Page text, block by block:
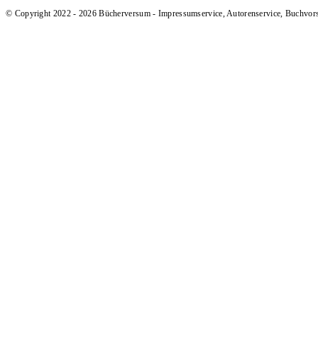
© Copyright 2022 - 2026 Bücherversum - Impressumservice, Autorenservice,